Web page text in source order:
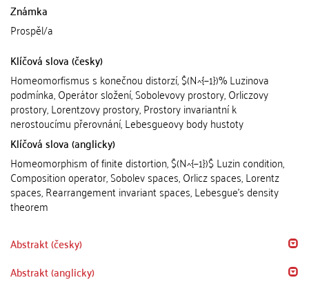
Známka
Prospěl/a
Klíčová slova (česky)
Homeomorfismus s konečnou distorzí, $(N^{−1})% Luzinova
podmínka, Operátor složení, Sobolevovy prostory, Orliczovy
prostory, Lorentzovy prostory, Prostory invariantní k
nerostoucímu přerovnání, Lebesgueovy body hustoty
Klíčová slova (anglicky)
Homeomorphism of finite distortion, $(N^{−1})$ Luzin condition,
Composition operator, Sobolev spaces, Orlicz spaces, Lorentz
spaces, Rearrangement invariant spaces, Lebesgue's density
theorem
Abstrakt (česky)
Abstrakt (anglicky)